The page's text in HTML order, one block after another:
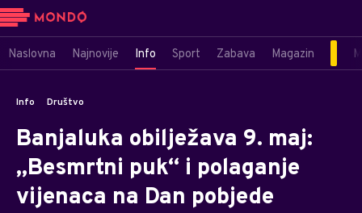
Naslovna Najnovije Info Sport Zabava Magazin
Info Društvo
Banjaluka obilježava 9. maj:
„Besmrtni puk“ i polaganje
vijenaca na Dan pobjede